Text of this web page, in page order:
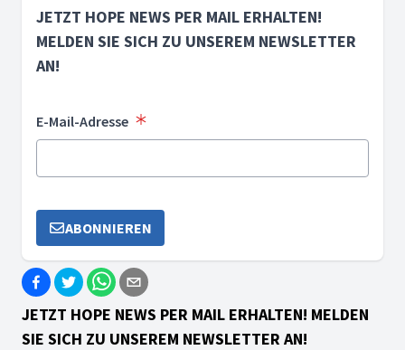
JETZT HOPE NEWS PER MAIL ERHALTEN!
MELDEN SIE SICH ZU UNSEREM NEWSLETTER
AN!
E-Mail-Adresse
ABONNIEREN
JETZT HOPE NEWS PER MAIL ERHALTEN! MELDEN
SIE SICH ZU UNSEREM NEWSLETTER AN!